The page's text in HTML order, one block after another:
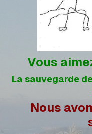
Vous
La sauvegarde
Nous